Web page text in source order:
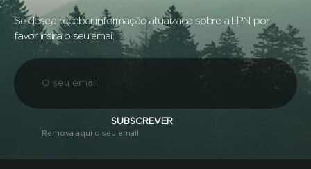
Se deseja receber informação atualizada sobre a LPN, por
favor insira o seu email:
SUBSCREVER
Remova aqui o seu email